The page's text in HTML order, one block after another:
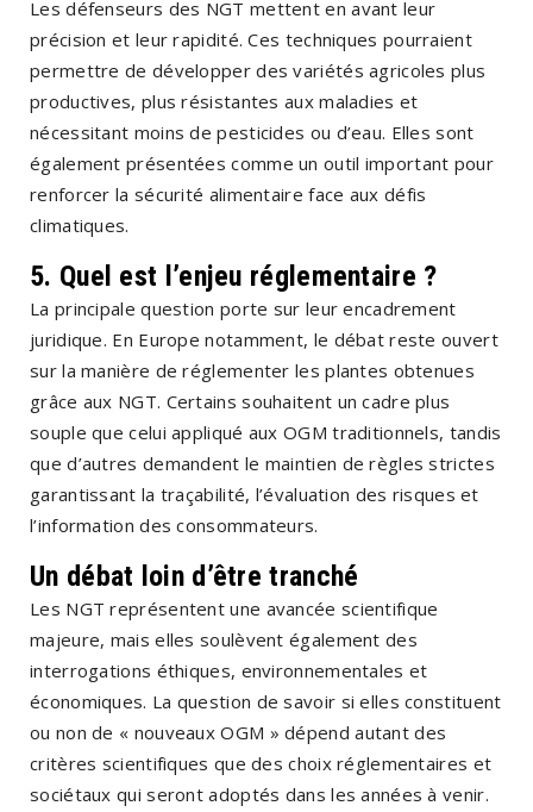
Les défenseurs des NGT mettent en avant leur
précision et leur rapidité. Ces techniques pourraient
permettre de développer des variétés agricoles plus
productives, plus résistantes aux maladies et
nécessitant moins de pesticides ou d’eau. Elles sont
également présentées comme un outil important pour
renforcer la sécurité alimentaire face aux défis
climatiques.
5. Quel est l’enjeu réglementaire ?
La principale question porte sur leur encadrement
juridique. En Europe notamment, le débat reste ouvert
sur la manière de réglementer les plantes obtenues
grâce aux NGT. Certains souhaitent un cadre plus
souple que celui appliqué aux OGM traditionnels, tandis
que d’autres demandent le maintien de règles strictes
garantissant la traçabilité, l’évaluation des risques et
l’information des consommateurs.
Un débat loin d’être tranché
Les NGT représentent une avancée scientifique
majeure, mais elles soulèvent également des
interrogations éthiques, environnementales et
économiques. La question de savoir si elles constituent
ou non de « nouveaux OGM » dépend autant des
critères scientifiques que des choix réglementaires et
sociétaux qui seront adoptés dans les années à venir.